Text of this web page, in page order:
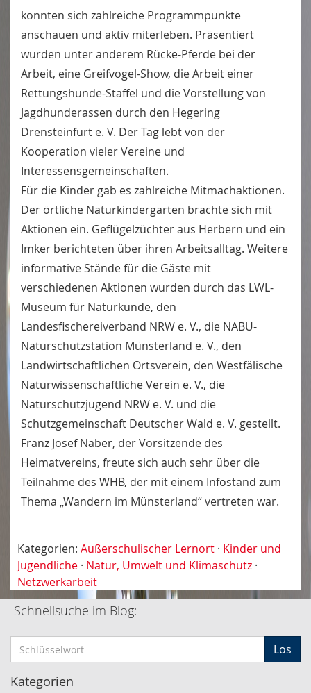
konnten sich zahlreiche Programmpunkte
anschauen und aktiv miterleben. Präsentiert
wurden unter anderem Rücke-Pferde bei der
Arbeit, eine Greifvogel-Show, die Arbeit einer
Rettungshunde-Staffel und die Vorstellung von
Jagdhunderassen durch den Hegering
Drensteinfurt e. V. Der Tag lebt von der
Kooperation vieler Vereine und
Interessensgemeinschaften.
Für die Kinder gab es zahlreiche Mitmachaktionen.
Der örtliche Naturkindergarten brachte sich mit
Aktionen ein. Geflügelzüchter aus Herbern und ein
Imker berichteten über ihren Arbeitsalltag. Weitere
informative Stände für die Gäste mit
verschiedenen Aktionen wurden durch das LWL-
Museum für Naturkunde, den
Landesfischereiverband NRW e. V., die NABU-
Naturschutzstation Münsterland e. V., den
Landwirtschaftlichen Ortsverein, den Westfälische
Naturwissenschaftliche Verein e. V., die
Naturschutzjugend NRW e. V. und die
Schutzgemeinschaft Deutscher Wald e. V. gestellt.
Franz Josef Naber, der Vorsitzende des
Heimatvereins, freute sich auch sehr über die
Teilnahme des WHB, der mit einem Infostand zum
Thema „Wandern im Münsterland“ vertreten war.
Kategorien: Außerschulischer Lernort · Kinder und
Jugendliche · Natur, Umwelt und Klimaschutz ·
Netzwerkarbeit
Schnellsuche im Blog:
c
h
Los
Kategorien